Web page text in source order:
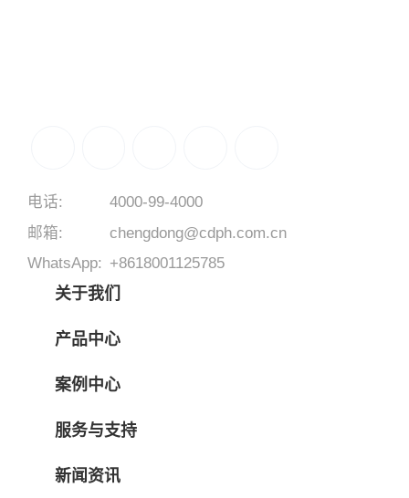
电话:
4000-99-4000
邮箱:
chengdong@cdph.com.cn
WhatsApp: +8618001125785
关于我们
产品中心
案例中心
服务与支持
新闻资讯